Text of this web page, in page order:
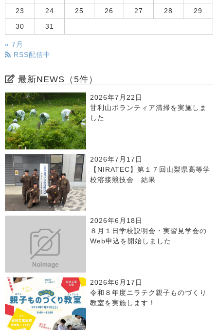
23 24 25 26 27 28 29
30 31
« 7月
RSS配信中
最新NEWS（5件）
2026年7月22日
甘利山ボランティア清掃を実施しま
した
2026年7月17日
【NIRATEC】第１７回山梨県高等学
校溶接競技会 結果
2026年6月18日
８月１日学校説明会・実習見学会の
Web申込を開始しました
2026年6月17日
令和８年度ニラテク親子ものづくり
教室を実施します！